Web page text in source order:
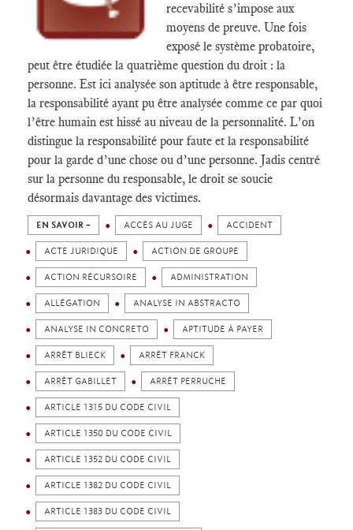
recevabilité s’impose aux
moyens de preuve. Une fois
exposé le système probatoire,
peut être étudiée la quatrième question du droit : la
personne. Est ici analysée son aptitude à être responsable,
la responsabilité ayant pu être analysée comme ce par quoi
l’être humain est hissé au niveau de la personnalité. L’on
distingue la responsabilité pour faute et la responsabilité
pour la garde d’une chose ou d’une personne. Jadis centré
sur la personne du responsable, le droit se soucie
désormais davantage des victimes.
EN SAVOIR + ACCÈS AU JUGE ACCIDENT
ACTE JURIDIQUE ACTION DE GROUPE
ACTION RÉCURSOIRE ADMINISTRATION
ALLÉGATION ANALYSE IN ABSTRACTO
ANALYSE IN CONCRETO APTITUDE À PAYER
ARRÊT BLIECK ARRÊT FRANCK
ARRÊT GABILLET ARRÊT PERRUCHE
ARTICLE 1315 DU CODE CIVIL
ARTICLE 1350 DU CODE CIVIL
ARTICLE 1352 DU CODE CIVIL
ARTICLE 1382 DU CODE CIVIL
ARTICLE 1383 DU CODE CIVIL